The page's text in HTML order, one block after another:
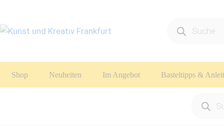
search
Shop Neuheiten Im Angebot Basteltipps &
search